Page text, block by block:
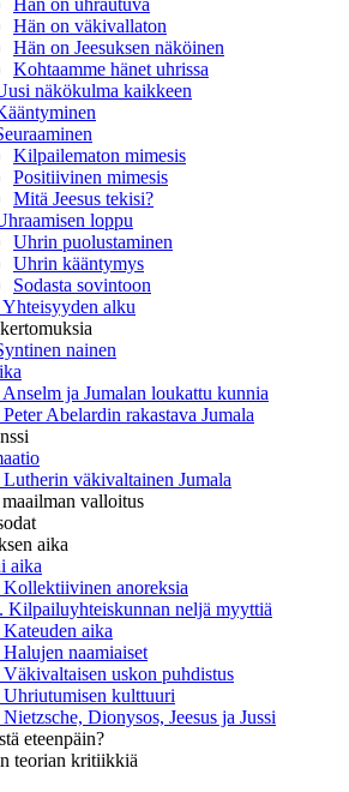
Hän on uhrautuva
Hän on väkivallaton
Hän on Jeesuksen näköinen
Kohtaamme hänet uhrissa
näkökulma kaikkeen
Kilpailematon mimesis
Positiivinen mimesis
Mitä Jeesus tekisi?
loppu
Uhrin puolustaminen
Uhrin kääntymys
Sodasta sovintoon
alku
nainen
Anselm ja Jumalan loukattu kunnia
Abelardin rakastava Jumala
Lutherin väkivaltainen Jumala
valloitus
aika
aika
Kollektiivinen anoreksia
Kilpailuyhteiskunnan neljä myyttiä
Kateuden aika
Halujen naamiaiset
Väkivaltaisen uskon puhdistus
Uhriutumisen kulttuuri
Dionysos, Jeesus ja Jussi
eteenpäin?
teorian kritiikkiä